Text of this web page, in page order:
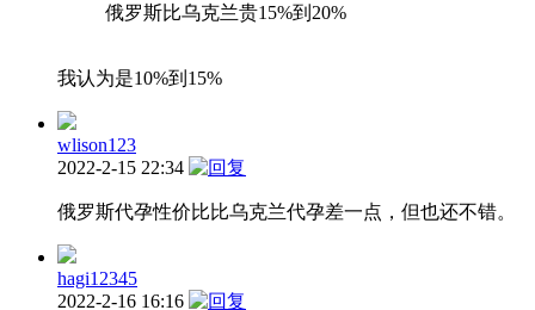
俄罗斯比乌克兰贵15%到20%
我认为是10%到15%
wlison123
2022-2-15 22:34
俄罗斯代孕性价比比乌克兰代孕差一点，但也还不错。
hagi12345
2022-2-16 16:16